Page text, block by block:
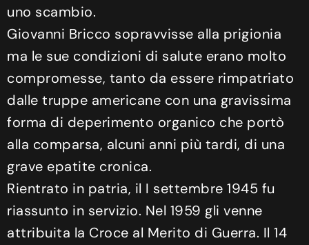
uno scambio.
Giovanni Bricco sopravvisse alla prigionia
ma le sue condizioni di salute erano molto
compromesse, tanto da essere rimpatriato
dalle truppe americane con una gravissima
forma di deperimento organico che portò
alla comparsa, alcuni anni più tardi, di una
grave epatite cronica.
Rientrato in patria, il I settembre 1945 fu
riassunto in servizio. Nel 1959 gli venne
attribuita la Croce al Merito di Guerra. Il 14